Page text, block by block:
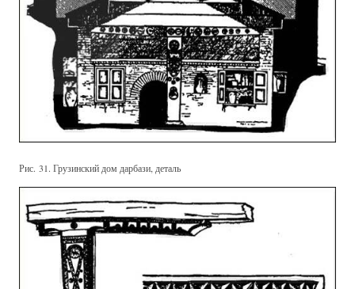
Рис. 31. Грузинский дом дарбази, деталь